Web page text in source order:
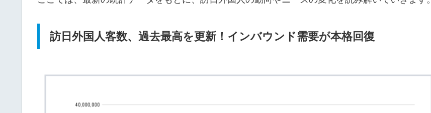
訪日外国人客数、過去最高を更新！インバウンド需要が本格回復